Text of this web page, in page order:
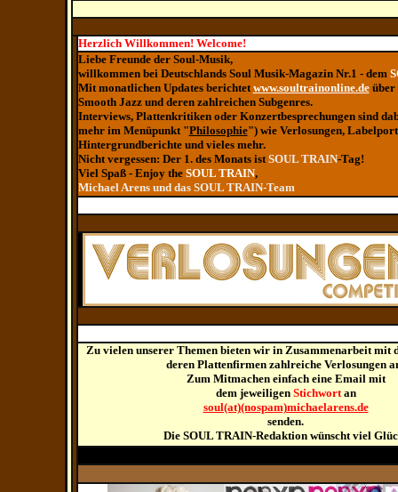
Herzlich Willkommen! Welcome!
Liebe Freunde der Soul-Musik,
willkommen bei Deutschlands Soul Musik-Magazin Nr.1 - dem
Mit monatlichen Updates berichtetwww.soultrainonline.deüber
Smooth Jazz und deren zahlreichen Subgenres.
Interviews, Plattenkritiken oder Konzertbesprechungen sind
mehr im Menüpunkt "Philosophie") wie Verlosungen,
Hintergrundberichte und vieles mehr.
Nicht vergessen: Der 1. des Monats istSOUL TRAIN-Tag!
Viel Spaß - Enjoy the SOUL TRAIN,
Michael Arens und das SOUL TRAIN-Team
Zu vielen unserer Themen bieten wir in Zusammenarbeit mit
deren Plattenfirmen zahlreiche Verlosungen
Zum Mitmachen einfach eine Email mit
dem jeweiligen Stichwortan
soul(at)(nospam)michaelarens.de
senden.
Die SOUL TRAIN-Redaktion wünscht viel